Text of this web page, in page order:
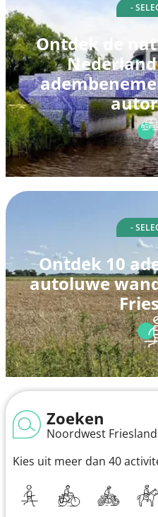
-
Ontdek de
Nederland
-
Ontdek 10
autoluwe
Zoeken
Noordwest Friesland
Kies uit meer dan 40